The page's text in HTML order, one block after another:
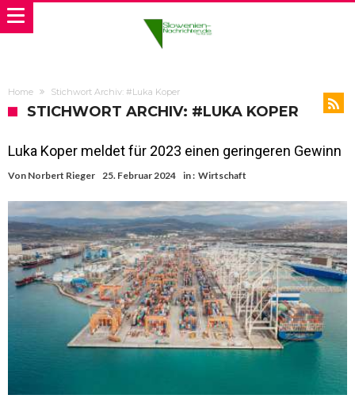
Home Stichwort Archiv: #Luka Koper
STICHWORT ARCHIV: #LUKA KOPER
Luka Koper meldet für 2023 einen geringeren Gewinn
Von Norbert Rieger 25. Februar 2024 in : Wirtschaft